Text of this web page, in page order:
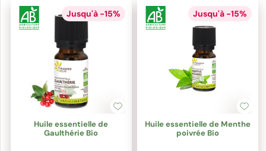
Jusqu'à -15%
Huile essentielle de
Gaulthérie Bio
Jusqu'à -15%
Huile essentielle de Menthe
poivrée Bio